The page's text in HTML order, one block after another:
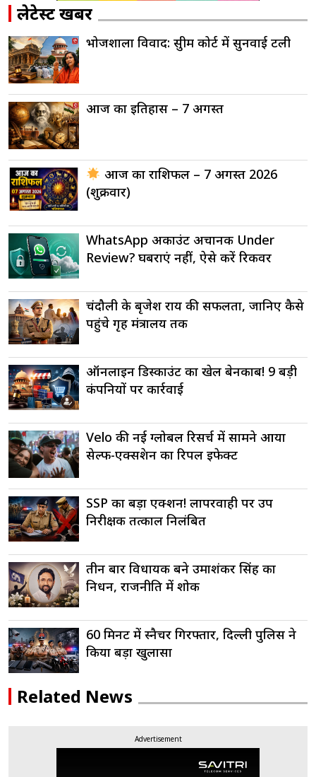
लेटेस्ट खबरें
भोजशाला विवाद: सुप्रीम कोर्ट में सुनवाई टली
आज का इतिहास – 7 अगस्त
आज का राशिफल – 7 अगस्त 2026
(शुक्रवार)
WhatsApp अकाउंट अचानक Under
Review? घबराएं नहीं, ऐसे करें रिकवर
चंदौली के बृजेश राय की सफलता, जानिए कैसे
पहुंचे गृह मंत्रालय तक
ऑनलाइन डिस्काउंट का खेल बेनकाब! 9 बड़ी
कंपनियों पर कार्रवाई
Velo की नई ग्लोबल रिसर्च में सामने आया
सेल्फ-एक्सप्रेशन का रिपल इफेक्ट
SSP का बड़ा एक्शन! लापरवाही पर उप
निरीक्षक तत्काल निलंबित
तीन बार विधायक बने उमाशंकर सिंह का
निधन, राजनीति में शोक
60 मिनट में स्नैचर गिरफ्तार, दिल्ली पुलिस ने
किया बड़ा खुलासा
Related News
Advertisement